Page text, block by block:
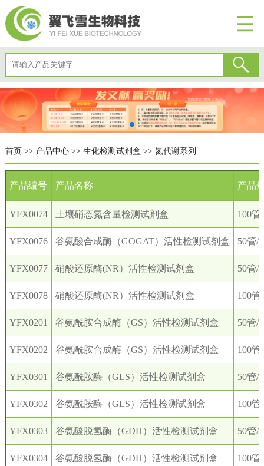
首页>> 产品中心>> 生化检测试剂盒 >> 氮代谢系列
产品编号 产品名称 产品
YFX0074 土壤硝态氮含量检测试剂盒 100管
YFX0076 谷氨酸合成酶（GOGAT）活性检测试剂盒 50管/
YFX0077 硝酸还原酶(NR）活性检测试剂盒 50管/
YFX0078 硝酸还原酶(NR）活性检测试剂盒 100管
YFX0201 谷氨酰胺合成酶（GS）活性检测试剂盒 50管/
YFX0202 谷氨酰胺合成酶（GS）活性检测试剂盒 100管
YFX0301 谷氨酰胺酶（GLS）活性检测试剂盒 50管/
YFX0302 谷氨酰胺酶（GLS）活性检测试剂盒 100管
YFX0303 谷氨酸脱氢酶（GDH）活性检测试剂盒 50管/
YFX0304 谷氨酸脱氢酶（GDH）活性检测试剂盒 100管